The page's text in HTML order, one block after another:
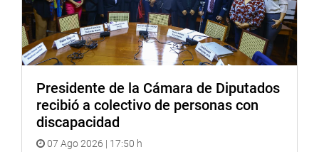
lluvias torrenciales, causando la pérdida de viviendas,
cultivos y ganado. Logramos el compromiso de una
intervención con maquinaria en el más breve plazo para
atender esta emergencia”, anotó Amuruz.
Presidente de la Cámara de Diputados
recibió a colectivo de personas con
discapacidad
07 Ago 2026 | 17:50 h